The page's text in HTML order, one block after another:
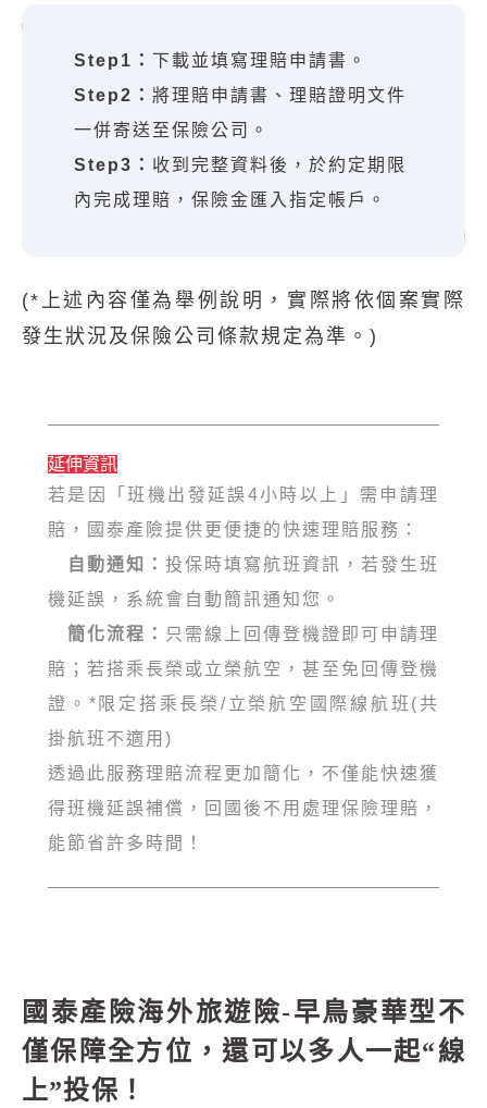
Step1： 下載並填寫理賠申請書。
Step2： 將理賠申請書、理賠證明文件
一併寄送至保險公司。
Step3： 收到完整資料後，於約定期限
內完成理賠，保險金匯入指定帳戶。
(*上述內容僅為舉例說明，實際將依個案實際
發生狀況及保險公司條款規定為準。)
延伸資訊
若是因「班機出發延誤4小時以上」需申請理
賠，國泰產險提供更便捷的快速理賠服務：
自動通知： 投保時填寫航班資訊，若發生班
機延誤，系統會自動簡訊通知您。
簡化流程： 只需線上回傳登機證即可申請理
賠；若搭乘長榮或立榮航空，甚至免回傳登機
證。*限定搭乘長榮/立榮航空國際線航班(共
掛航班不適用)
透過此服務理賠流程更加簡化，不僅能快速獲
得班機延誤補償，回國後不用處理保險理賠，
能節省許多時間！
國泰產險海外旅遊險-早鳥豪華型不
僅保障全方位，還可以多人一起“線
上”投保！